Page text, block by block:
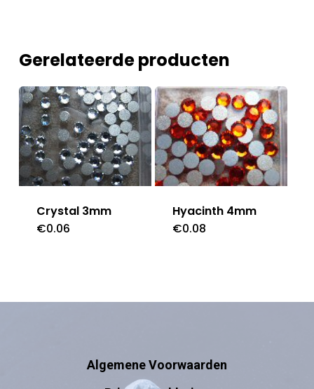
Gerelateerde producten
Crystal 3mm
€0.06
Hyacinth 4mm
€0.08
Algemene Voorwaarden